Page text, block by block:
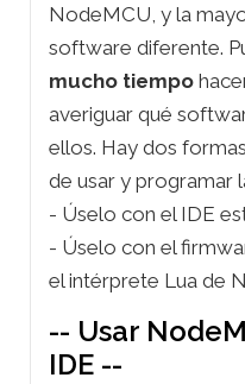
NodeMCU, y la
software diferente.
mucho tiempo
averiguar qué
ellos. Hay dos
de usar y programar
- Úselo con el IDE
- Úselo con el
el intérprete Lua de
-- Usar
IDE --